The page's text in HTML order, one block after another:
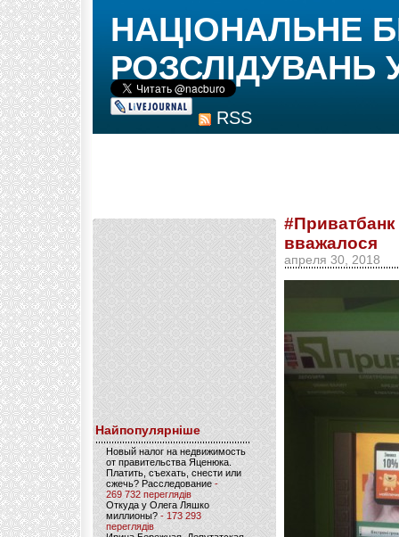
RSS
НАЦІОНАЛЬНЕ
РОЗСЛІДУВАНЬ
Найпопулярніше
Новый налог на недвижимость
от правительства Яценюка.
Платить, съехать, снести или
сжечь? Расследование-
269 732 переглядів
Откуда у Олега Ляшко
миллионы? - 173 293
переглядів
#Приватбанк
вважалося
апреля 30, 2018